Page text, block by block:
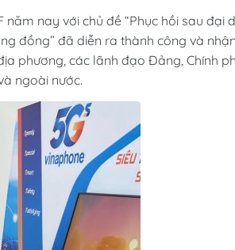
nay với chủ đề “Phục hồi sau đại
đồng” đã diễn ra thành công và
phương, các lãnh đạo Đảng, Chính
ngoài nước.